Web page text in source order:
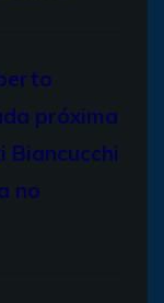
próxima
Biancucchi
no